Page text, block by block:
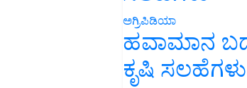
ಅಗ್ರಿಪಿಡಿಯಾ
ಹವಾಮಾನ
ಕೃಷಿ ಸಲಹೆಗಳು